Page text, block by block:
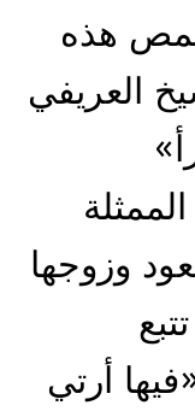
هذه
العريفي
وزوجها
أرتي